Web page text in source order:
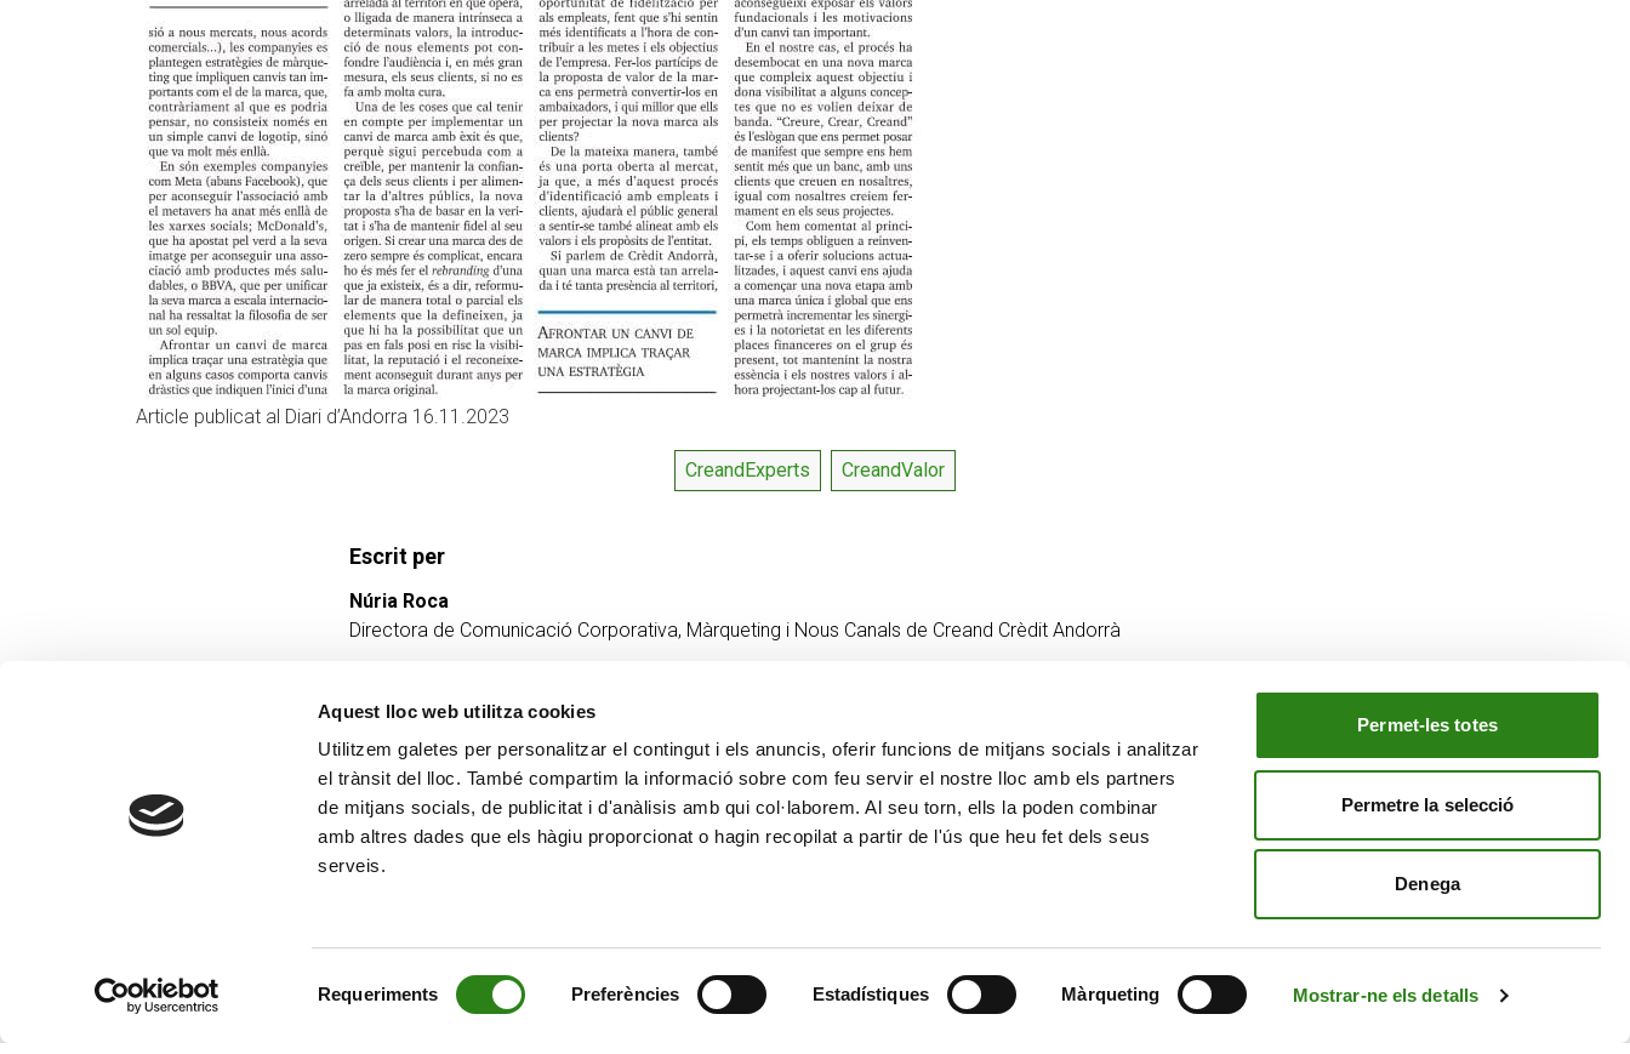
Aquest lloc web utilitza cookies
Utilitzem galetes per personalitzar el contingut i els anuncis, oferir funcions de mitjans socials i analitzar
el trànsit del lloc. També compartim la informació sobre com feu servir el nostre lloc amb els partners
de mitjans socials, de publicitat i d'anàlisis amb qui col·laborem. Al seu torn, ells la poden combinar
amb altres dades que els hàgiu proporcionat o hagin recopilat a partir de l'ús que heu fet dels seus
serveis.
Requeriments Preferències Estadístiques Màrqueting Mostrar-ne els detalls
Permet-les totes
Permetre la selecció
Denega
Article publicat al Diari d’Andorra 16.11.2023
CreandExperts CreandValor
Escrit per
Núria Roca
Directora de Comunicació Corporativa, Màrqueting i Nous Canals de Creand Crèdit Andorrà
CONTACTE
MÉS CREAND
Actualitat
EL NOSTRE GRUP
Creand Wealth Management EE. UU.